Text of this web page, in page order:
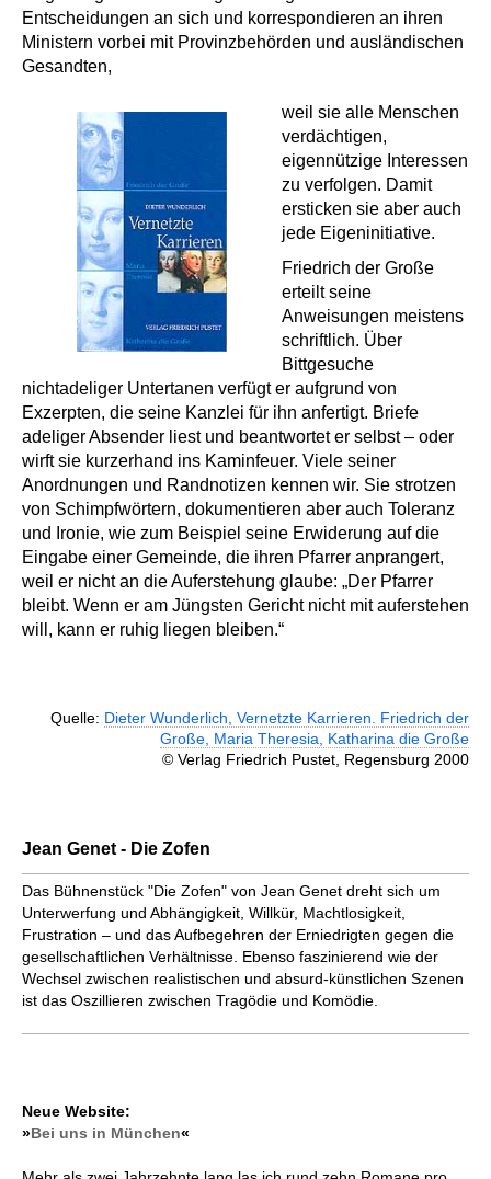
Entscheidungen an sich und korrespondieren an ihren
Ministern vorbei mit Provinzbehörden und ausländischen
Gesandten,
weil sie alle Menschen
verdächtigen,
eigennützige Interessen
zu verfolgen. Damit
ersticken sie aber auch
jede Eigeninitiative.
Friedrich der Große
erteilt seine
Anweisungen meistens
schriftlich. Über
Bittgesuche
nichtadeliger Untertanen verfügt er aufgrund von
Exzerpten, die seine Kanzlei für ihn anfertigt. Briefe
adeliger Absender liest und beantwortet er selbst – oder
wirft sie kurzerhand ins Kaminfeuer. Viele seiner
Anordnungen und Randnotizen kennen wir. Sie strotzen
von Schimpfwörtern, dokumentieren aber auch Toleranz
und Ironie, wie zum Beispiel seine Erwiderung auf die
Eingabe einer Gemeinde, die ihren Pfarrer anprangert,
weil er nicht an die Auferstehung glaube: „Der Pfarrer
bleibt. Wenn er am Jüngsten Gericht nicht mit auferstehen
will, kann er ruhig liegen bleiben.“
Quelle: Dieter Wunderlich, Vernetzte Karrieren. Friedrich der
Große, Maria Theresia, Katharina die Große
© Verlag Friedrich Pustet, Regensburg 2000
Jean Genet - Die Zofen
Das Bühnenstück "Die Zofen" von Jean Genet dreht sich um
Unterwerfung und Abhängigkeit, Willkür, Machtlosigkeit,
Frustration – und das Aufbegehren der Erniedrigten gegen die
gesellschaftlichen Verhältnisse. Ebenso faszinierend wie der
Wechsel zwischen realistischen und absurd-künstlichen Szenen
ist das Oszillieren zwischen Tragödie und Komödie.
Neue Website:
»Bei uns in München«